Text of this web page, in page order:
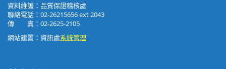
資料維護：品質保證稽核處
聯絡電話：02-26215656 ext 2043
傳 真：02-2625-2105
網站建置：資訊處系統管理